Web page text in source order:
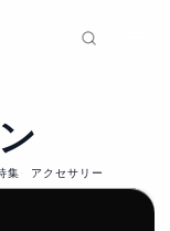
集 アクセサリー